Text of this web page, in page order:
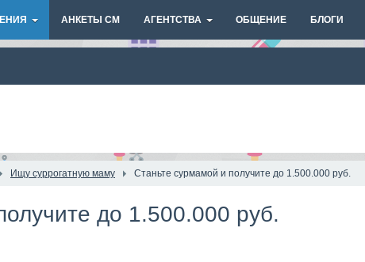
АНКЕТЫ СМ АГЕНТСТВА ОБЩЕНИЕ БЛОГИ
Ищу суррогатную маму Станьте сурмамой и получите до 1.500.000 руб.
до 1.500.000 руб.